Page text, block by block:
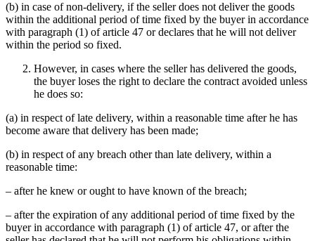
(b) in case of non-delivery, if the seller does not deliver the goods
within the additional period of time fixed by the buyer in accordance
with paragraph (1) of article 47 or declares that he will not deliver
within the period so fixed.
However, in cases where the seller has delivered the goods,
the buyer loses the right to declare the contract avoided unless
he does so:
(a) in respect of late delivery, within a reasonable time after he has
become aware that delivery has been made;
(b) in respect of any breach other than late delivery, within a
reasonable time:
– after he knew or ought to have known of the breach;
– after the expiration of any additional period of time fixed by the
buyer in accordance with paragraph (1) of article 47, or after the